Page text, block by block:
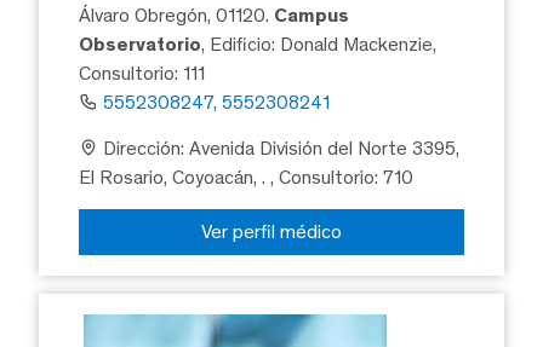
Álvaro Obregón, 01120. Campus
Observatorio, Edificio: Donald Mackenzie,
Consultorio: 111
5552308247, 5552308241
Dirección: Avenida División del Norte 3395,
El Rosario, Coyoacán, ., Consultorio: 710
Ver perfil médico